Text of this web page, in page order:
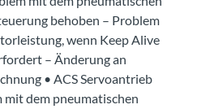
behoben – Problem
wenn Keep Alive
– Änderung an
• ACS Servoantrieb
mit dem pneumatischen